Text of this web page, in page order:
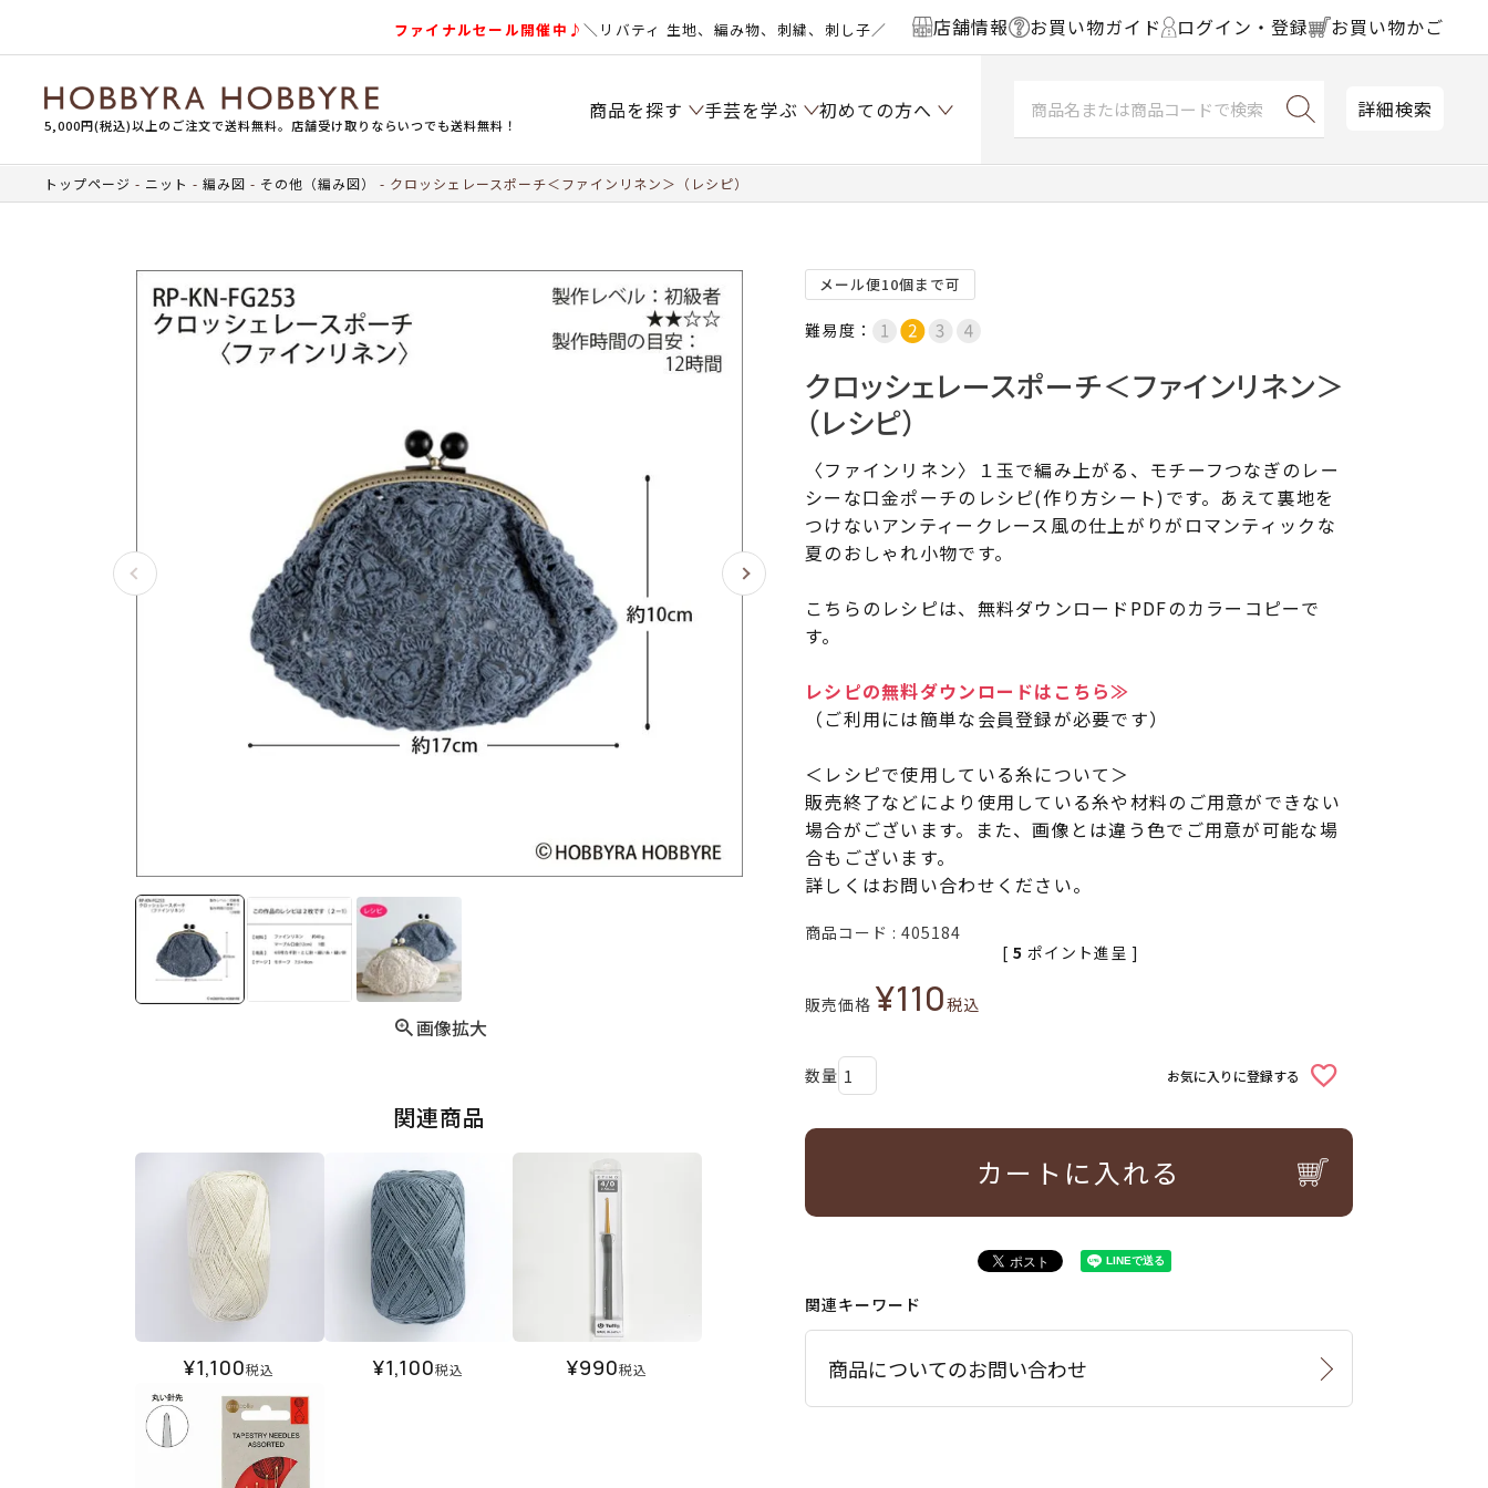
ファイナルセール開催中♪＼リバティ 生地、編み物、刺繍、刺し子／ 店舗情報 お買い物ガイド ログイン・登録 お買い物かご
5,000円(税込)以上のご注文で送料無料。店舗受け取りならいつでも送料無料！
商品を探す 手芸を学ぶ 初めての方へ 詳細検索
トップページ ニット 編み図 その他（編み図） クロッシェレースポーチ＜ファインリネン＞（レシピ）
画像拡大
関連商品
¥1,100税込 ¥1,100税込 ¥990税込
メール便10個まで可
難易度：
クロッシェレースポーチ＜ファインリネン＞
（レシピ）
〈ファインリネン〉１玉で編み上がる、モチーフつなぎのレー
シーな口金ポーチのレシピ(作り方シート)です。あえて裏地を
つけないアンティークレース風の仕上がりがロマンティックな
夏のおしゃれ小物です。
こちらのレシピは、無料ダウンロードPDFのカラーコピーで
す。
レシピの無料ダウンロードはこちら≫
（ご利用には簡単な会員登録が必要です）
＜レシピで使用している糸について＞
販売終了などにより使用している糸や材料のご用意ができない
場合がございます。また、画像とは違う色でご用意が可能な場
合もございます。
詳しくはお問い合わせください。
商品コード 405184
販売価格 ¥110税込
[ 5 ポイント進呈 ]
お気に入りに登録する
カートに入れる
関連キーワード
商品についてのお問い合わせ